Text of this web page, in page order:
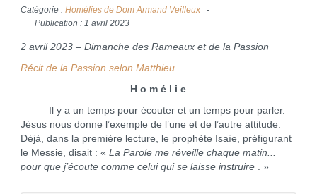
Catégorie : Homélies de Dom Armand Veilleux
Publication : 1 avril 2023
2 avril 2023 – Dimanche des Rameaux et de la Passion
Récit de la Passion selon Matthieu
H o m é l i e
Il y a un temps pour écouter et un temps pour parler.
Jésus nous donne l’exemple de l’une et de l’autre attitude.
Déjà, dans la première lecture, le prophète Isaïe, préfigurant
le Messie, disait : « La Parole me réveille chaque matin...
pour que j’écoute comme celui qui se laisse instruire . »